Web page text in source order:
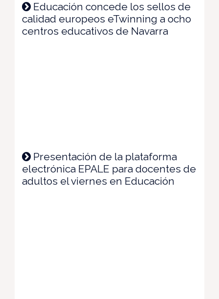
Educación concede los sellos de
calidad europeos eTwinning a ocho
centros educativos de Navarra
Presentación de la plataforma
electrónica EPALE para docentes de
adultos el viernes en Educación